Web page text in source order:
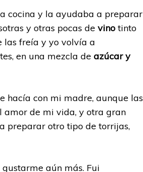
cocina y la ayudaba a preparar
y otras pocas de vinotinto
las freía y yo volvía a
en una mezcla de azúcar y
hacía con mi madre, aunque las
amor de mi vida, y otra gran
preparar otro tipo de torrijas,
aún más. Fui